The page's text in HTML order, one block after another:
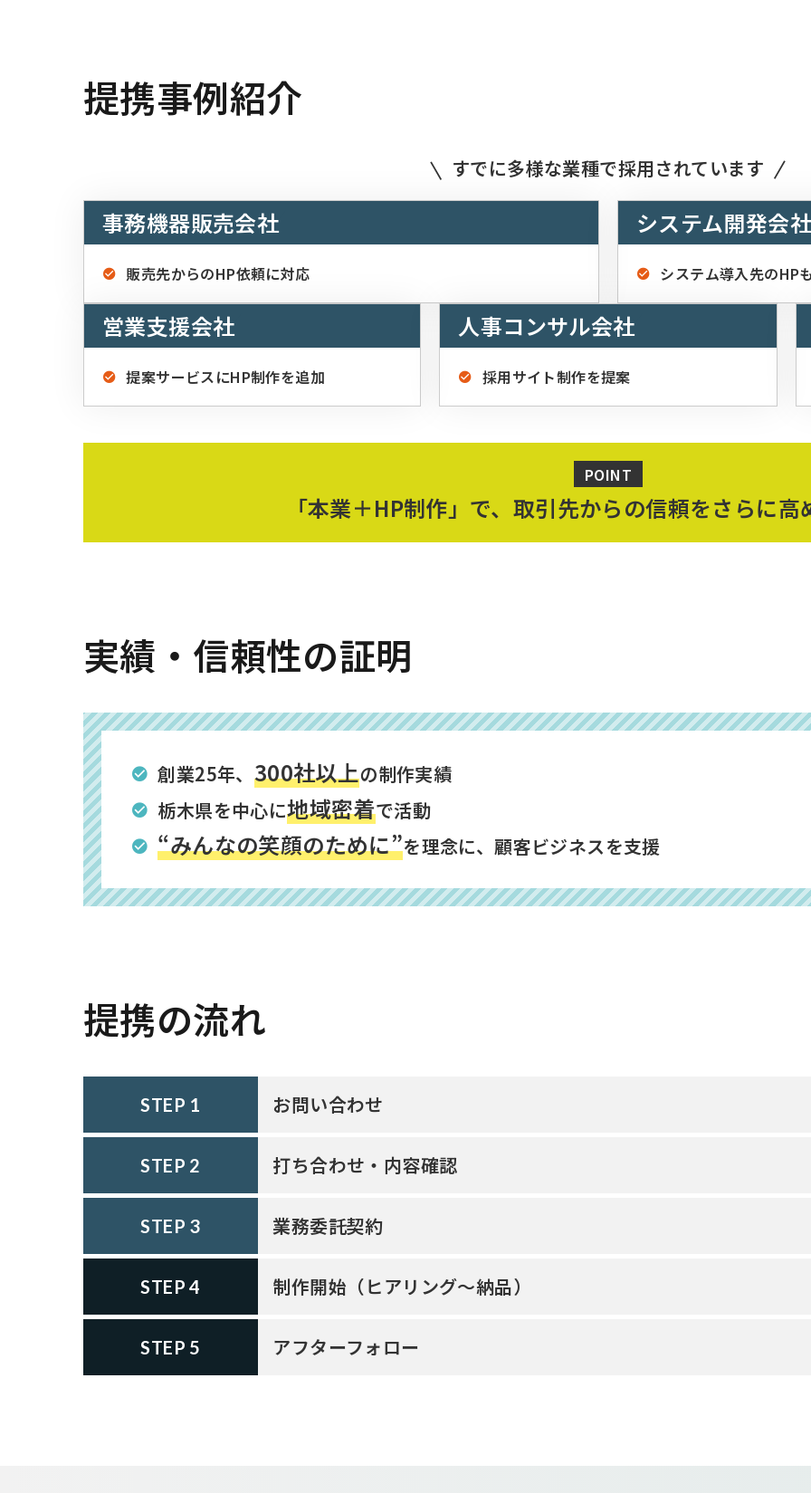
提携事例紹介
すでに多様な業種で採用されています
事務機器販売会社
販売先からのHP依頼に対応
システム開発会
システム導入先のHP
営業支援会社
提案サービスにHP制作を追加
人事コンサル会社
採用サイト制作を提案
POINT
「本業＋HP制作」で、取引先からの信頼をさらに高
実績・信頼性の証明
創業25年、 300社以上の制作実績
栃木県を中心に地域密着で活動
“みんなの笑顔のために”を理念に、顧客ビジネスを支援
提携の流れ
STEP 1 お問い合わせ
STEP 2 打ち合わせ・内容確認
STEP 3 業務委託契約
STEP 4 制作開始（ヒアリング～納品）
STEP 5 アフターフォロー